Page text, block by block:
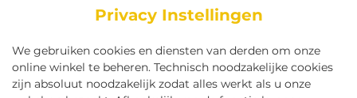
Privacy Instellingen
We gebruiken cookies en diensten van derden om onze
online winkel te beheren. Technisch noodzakelijke cookies
zijn absoluut noodzakelijk zodat alles werkt als u onze